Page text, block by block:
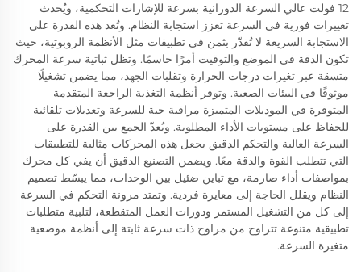
12 فولت عالي السرعة الدورانية بسرعة للإشارات التحكمية، ويُحدث
تغييرات فورية في السرعة تعزز استجابة النظام. وتُعد هذه القدرة على
الاستجابة السريعة لا تُقدّر بثمن في تطبيقات مثل الأنظمة الروبوتية، حيث
تكون الدقة في الموضع والتوقيت أمرًا حاسمًا. وتظل ثباتية سرعة المحرك
متسقة عبر تغيرات درجات الحرارة وتقلبات الجهد، مما يضمن تشغيلًا
موثوقًا في البيئات الصعبة. وتوفر أنظمة التغذية الراجعة المتقدمة
المتوفرة في الموديلات المتميزة مراقبة حية للسرعة وتعديلات تلقائية
للحفاظ على مستويات الأداء المطلوبة. ويُعدّ الجمع بين القدرة على
السرعة العالية والتحكم الدقيق يجعل هذه المحركات مثالية للتطبيقات
التي تتطلب القوة والدقة معًا. ويضمن التصنيع الدقيق أن يفي كل محرك
بمواصفات أداء صارمة، مع تباين ضئيل بين الوحدات، مما يبسّط تصميم
النظام ويقلل الحاجة إلى معايرة فردية. وتمتد مرونة التحكم في السرعة
إلى كل من التشغيل المستمر ودورات العمل المتقطعة، لتلبية متطلبات
تطبيقية متنوعة تتراوح من مراوح ذات سرعة ثابتة إلى أنظمة موضعية
متغيرة السرعة.